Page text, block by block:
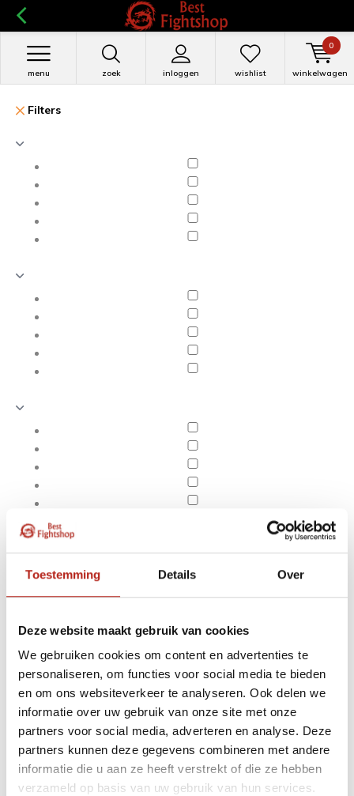
Toestemming Details Over
Deze website maakt gebruik van cookies
We gebruiken cookies om content en advertenties te
personaliseren, om functies voor social media te bieden
en om ons websiteverkeer te analyseren. Ook delen we
informatie over uw gebruik van onze site met onze
partners voor social media, adverteren en analyse. Deze
partners kunnen deze gegevens combineren met andere
informatie die u aan ze heeft verstrekt of die ze hebben
verzameld op basis van uw gebruik van hun services.
zoek inloggen
menu wishlist winkelwagen
0
Filters
Apply filters
Producten getagd met
Bamboe samoerai-
Katana
Producten
Filter